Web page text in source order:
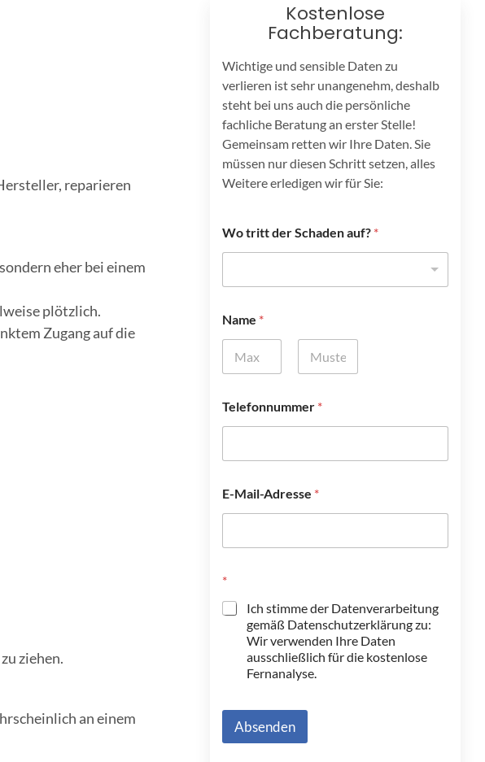
reparieren
eher bei einem
plötzlich.
Zugang auf die
ziehen.
an einem
Kostenlose
Fachberatung:
Wichtige und sensible Daten zu
verlieren ist sehr unangenehm, deshalb
steht bei uns auch die persönliche
fachliche Beratung an erster Stelle!
Gemeinsam retten wir Ihre Daten. Sie
müssen nur diesen Schritt setzen, alles
Weitere erledigen wir für Sie:
Wo tritt der Schaden auf? *
Name *
Telefonnummer *
E-Mail-Adresse *
*
Ich stimme der Datenverarbeitung
gemäß Datenschutzerklärung zu:
Wir verwenden Ihre Daten
ausschließlich für die kostenlose
Fernanalyse.
Absenden